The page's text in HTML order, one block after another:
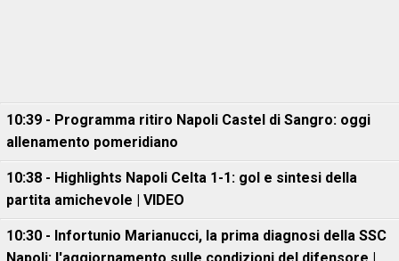
10:39 - Programma ritiro Napoli Castel di Sangro: oggi
allenamento pomeridiano
10:38 - Highlights Napoli Celta 1-1: gol e sintesi della
partita amichevole | VIDEO
10:30 - Infortunio Marianucci, la prima diagnosi della SSC